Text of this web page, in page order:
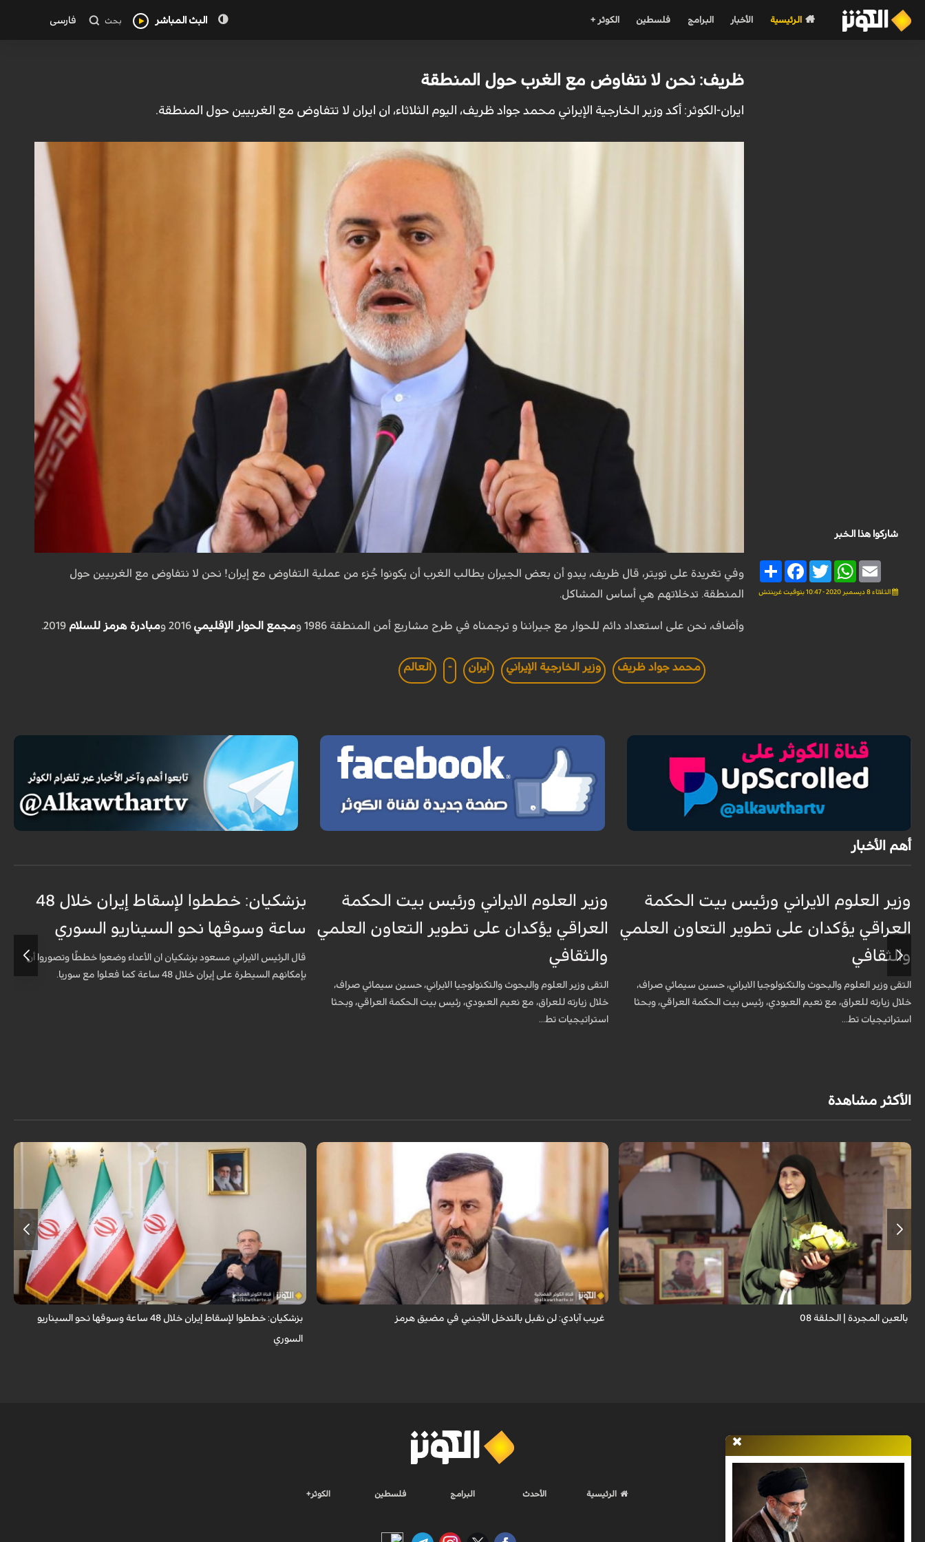
الرئيسية الأخبار البرامج فلسطين الكوثر + البث المباشر بحث فارسی
شاركوا هذا الخبر
Share
FacebookTwitter
WhatsAppEmail
الثلاثاء 8 ديسمبر 2020 - 10:47 بتوقيت غرينتش
ظريف: نحن لا نتفاوض مع الغرب حول المنطقة
ایران-الكوثر: أكد وزير الخارجية الإيراني محمد جواد ظريف، اليوم الثلاثاء، ان ايران لا تتفاوض مع الغربيين حول المنطقة.
وفي تغريدة على تويتر، قال ظريف، يبدو أن بعض الجيران يطالب الغرب أن يكونوا جُزء من عملية التفاوض مع إيران! نحن لا نتفاوض مع الغربيين حول
المنطقة. تدخلاتهم هي أساس المشاكل.
وأضاف، نحن على استعداد دائم للحوار مع جيراننا و ترجمناه في طرح مشاريع أمن المنطقة 1986 و مجمع الحوار الإقليمي 2016 و مبادرة هرمز للسلام
محمد جواد ظريف وزير الخارجية الإيراني ايران - العالم
أهم الأخبار
وزير العلوم الايراني ورئيس بيت الحكمة
العراقي يؤكدان على تطوير التعاون العلمي
والثقافي
التقى وزير العلوم والبحوث والتكنولوجيا الايراني، حسين سيمائي صراف،
خلال زيارته للعراق، مع نعيم العبودي، رئيس بيت الحكمة العراقي، وبحثا
استراتيجيات تط...
وزير العلوم الايراني ورئيس بيت الحكمة
العراقي يؤكدان على تطوير التعاون العلمي
والثقافي
التقى وزير العلوم والبحوث والتكنولوجيا الايراني، حسين سيمائي صراف،
خلال زيارته للعراق، مع نعيم العبودي، رئيس بيت الحكمة العراقي، وبحثا
استراتيجيات تط...
بزشكيان: خططوا لإسقاط إيران خلال 48
ساعة وسوقها نحو السيناريو السوري
قال الرئيس الايراني مسعود بزشكيان ان الأعداء وضعوا خططًا وتصوروا أن
بإمكانهم السيطرة على إيران خلال 48 ساعة كما فعلوا مع سوريا.
الأكثر مشاهدة
برنامج "بالعين المجردة" هو توثيق إنسانيٌّ شجاعٌ للحياة تحت وطأة الحرب، حيث
نستمع فيه إلى شهاداتٍ حيّةٍ لأشخاص عايشوا التفجيرات والدمار، فنرى بعيونهم
بالعين المجردة | الحلقة 08
قال نائب وزير الخارجية الإيراني كاظم غريب آبادي، إن إيران لن تقبل بالتدخل
الأجنبي في مضيق هرمز.
غريب آبادي: لن نقبل بالتدخل الأجنبي في مضيق هرمز
قال الرئيس الايراني مسعود بزشكيان ان الأعداء وضعوا خططًا وتصوروا أن
بإمكانهم السيطرة على إيران خلال 48 ساعة كما فعلوا مع سوريا.
بزشكيان: خططوا لإسقاط إيران خلال 48 ساعة وسوقها نحو السيناريو
السوري
الرئيسية الأحدث البرامج فلسطين الكوثر+